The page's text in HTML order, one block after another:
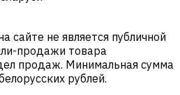
сайте не является публичной
продажи товара
продаж. Минимальная сумма
рублей.